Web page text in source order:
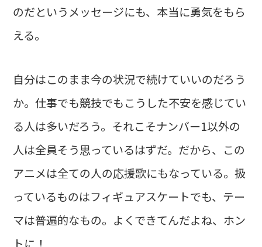
のだというメッセージにも、本当に勇気をもら
える。
自分はこのまま今の状況で続けていいのだろう
か。仕事でも競技でもこうした不安を感じてい
る人は多いだろう。それこそナンバー1以外の
人は全員そう思っているはずだ。だから、この
アニメは全ての人の応援歌にもなっている。扱
っているものはフィギュアスケートでも、テー
マは普遍的なもの。よくできてんだよね、ホン
トに！